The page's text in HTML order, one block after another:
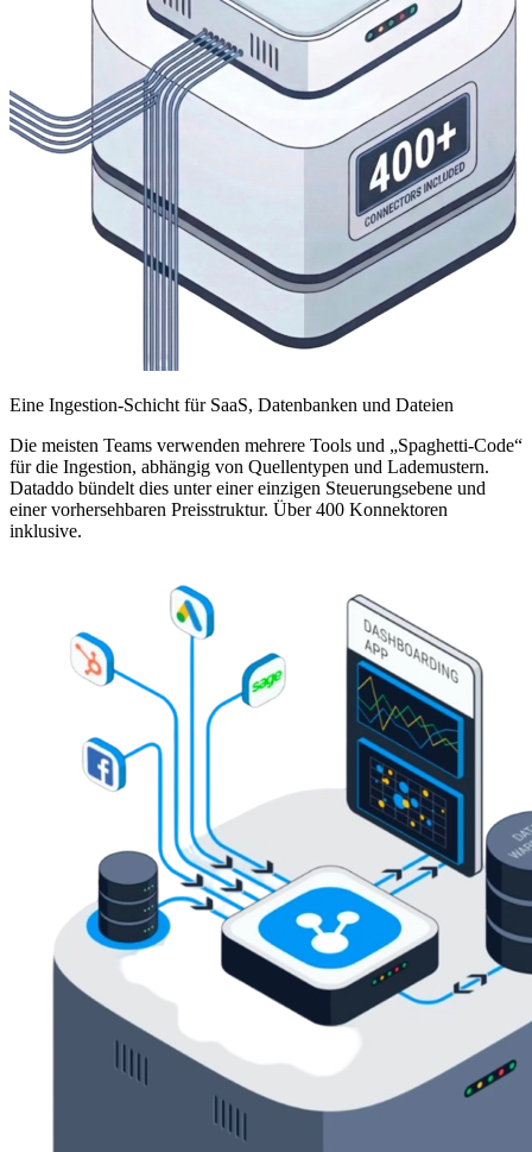
Eine Ingestion-Schicht für SaaS, Datenbanken und Dateien
Die meisten Teams verwenden mehrere Tools und „Spaghetti-Code“
für die Ingestion, abhängig von Quellentypen und Lademustern.
Dataddo bündelt dies unter einer einzigen Steuerungsebene und
einer vorhersehbaren Preisstruktur. Über 400 Konnektoren
inklusive.